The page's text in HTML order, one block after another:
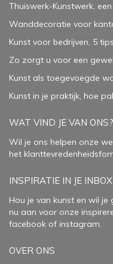
Thuiswerk-Kunstwerk,
Wanddecoratie voor
Kunst voor bedrijven, 5 tips
Zo zorgt u voor een
Kunst als toegevoegde
Kunst in je praktijk, hoe
WAT VIND JE VAN ONS?
Wil je ons helpen onze
het
INSPIRATIE IN JE INBOX
Hou je van kunst en wil
nu aan voor onze
facebook of instagram.
OVER ONS